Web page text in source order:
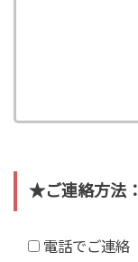
★ご連絡方法：
電話でご連絡